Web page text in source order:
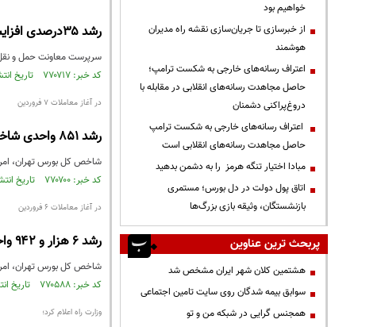
رشد ۳۵درصدی افزایش تردد جاده‌ای در نوروز امسال
سرپرست معاونت حمل و نقل وزارت راه و شهرسازی
کد خبر: ۷۷۰۷۱۷ تاریخ انتشار : ۱۴۰۱/۰۱/۰۷
در آغاز معاملات ۷ فروردین
رشد ۸۵۱ واحدی شاخص بورس
شاخص کل بورس تهران، امروز در ابتدای
کد خبر: ۷۷۰۷۰۰ تاریخ انتشار : ۱۴۰۱/۰۱/۰۷
در آغاز معاملات ۶ فروردین
رشد ۶ هزار و ۹۴۲ واحدی شاخص بورس
شاخص کل بورس تهران، امروز در ابتدای
کد خبر: ۷۷۰۵۸۸ تاریخ انتشار : ۱۴۰۱/۰۱/۰۶
وزارت راه اعلام کرد؛
خواهیم بود
از خبرسازی تا جریان‌سازی نقشه راه مدیران
هوشمند
اعتراف رسانه‌های خارجی به شکست ترامپ؛
حاصل مجاهدت رسانه‌های انقلابی در مقابله با
دروغ‌پراکنی دشمنان
اعتراف رسانه‌های خارجی به شکست ترامپ
حاصل مجاهدت رسانه‌های انقلابی است
مبادا اختیار تنگه هرمز را به دشمن بدهید
اتاق پول دولت در دل بورس؛ مستمری
بازنشستگان، وثیقه بازی بزرگ‌ها
پربحث ترین عناوین
هشتمین کلان شهر ایران مشخص شد
سوابق بیمه شدگان روی سایت تامین اجتماعی
همجنس گرایی در شبکه من و تو